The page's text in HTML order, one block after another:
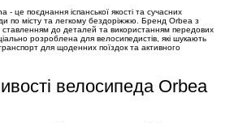
- це поєднання іспанської якості та сучасних
по місту та легкому бездоріжжю. Бренд Orbea з
ставленням до деталей та використанням передових
розроблена для велосипедистів, які шукають
для щоденних поїздок та активного
велосипеда Orbea